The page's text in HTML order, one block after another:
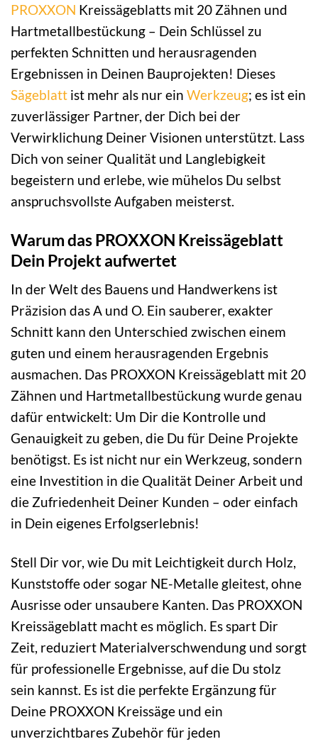
PROXXON Kreissägeblatts mit 20 Zähnen und
Hartmetallbestückung – Dein Schlüssel zu
perfekten Schnitten und herausragenden
Ergebnissen in Deinen Bauprojekten! Dieses
Sägeblatt ist mehr als nur ein Werkzeug; es ist ein
zuverlässiger Partner, der Dich bei der
Verwirklichung Deiner Visionen unterstützt. Lass
Dich von seiner Qualität und Langlebigkeit
begeistern und erlebe, wie mühelos Du selbst
anspruchsvollste Aufgaben meisterst.
Warum das PROXXON Kreissägeblatt
Dein Projekt aufwertet
In der Welt des Bauens und Handwerkens ist
Präzision das A und O. Ein sauberer, exakter
Schnitt kann den Unterschied zwischen einem
guten und einem herausragenden Ergebnis
ausmachen. Das PROXXON Kreissägeblatt mit 20
Zähnen und Hartmetallbestückung wurde genau
dafür entwickelt: Um Dir die Kontrolle und
Genauigkeit zu geben, die Du für Deine Projekte
benötigst. Es ist nicht nur ein Werkzeug, sondern
eine Investition in die Qualität Deiner Arbeit und
die Zufriedenheit Deiner Kunden – oder einfach
in Dein eigenes Erfolgserlebnis!
Stell Dir vor, wie Du mit Leichtigkeit durch Holz,
Kunststoffe oder sogar NE-Metalle gleitest, ohne
Ausrisse oder unsaubere Kanten. Das PROXXON
Kreissägeblatt macht es möglich. Es spart Dir
Zeit, reduziert Materialverschwendung und sorgt
für professionelle Ergebnisse, auf die Du stolz
sein kannst. Es ist die perfekte Ergänzung für
Deine PROXXON Kreissäge und ein
unverzichtbares Zubehör für jeden